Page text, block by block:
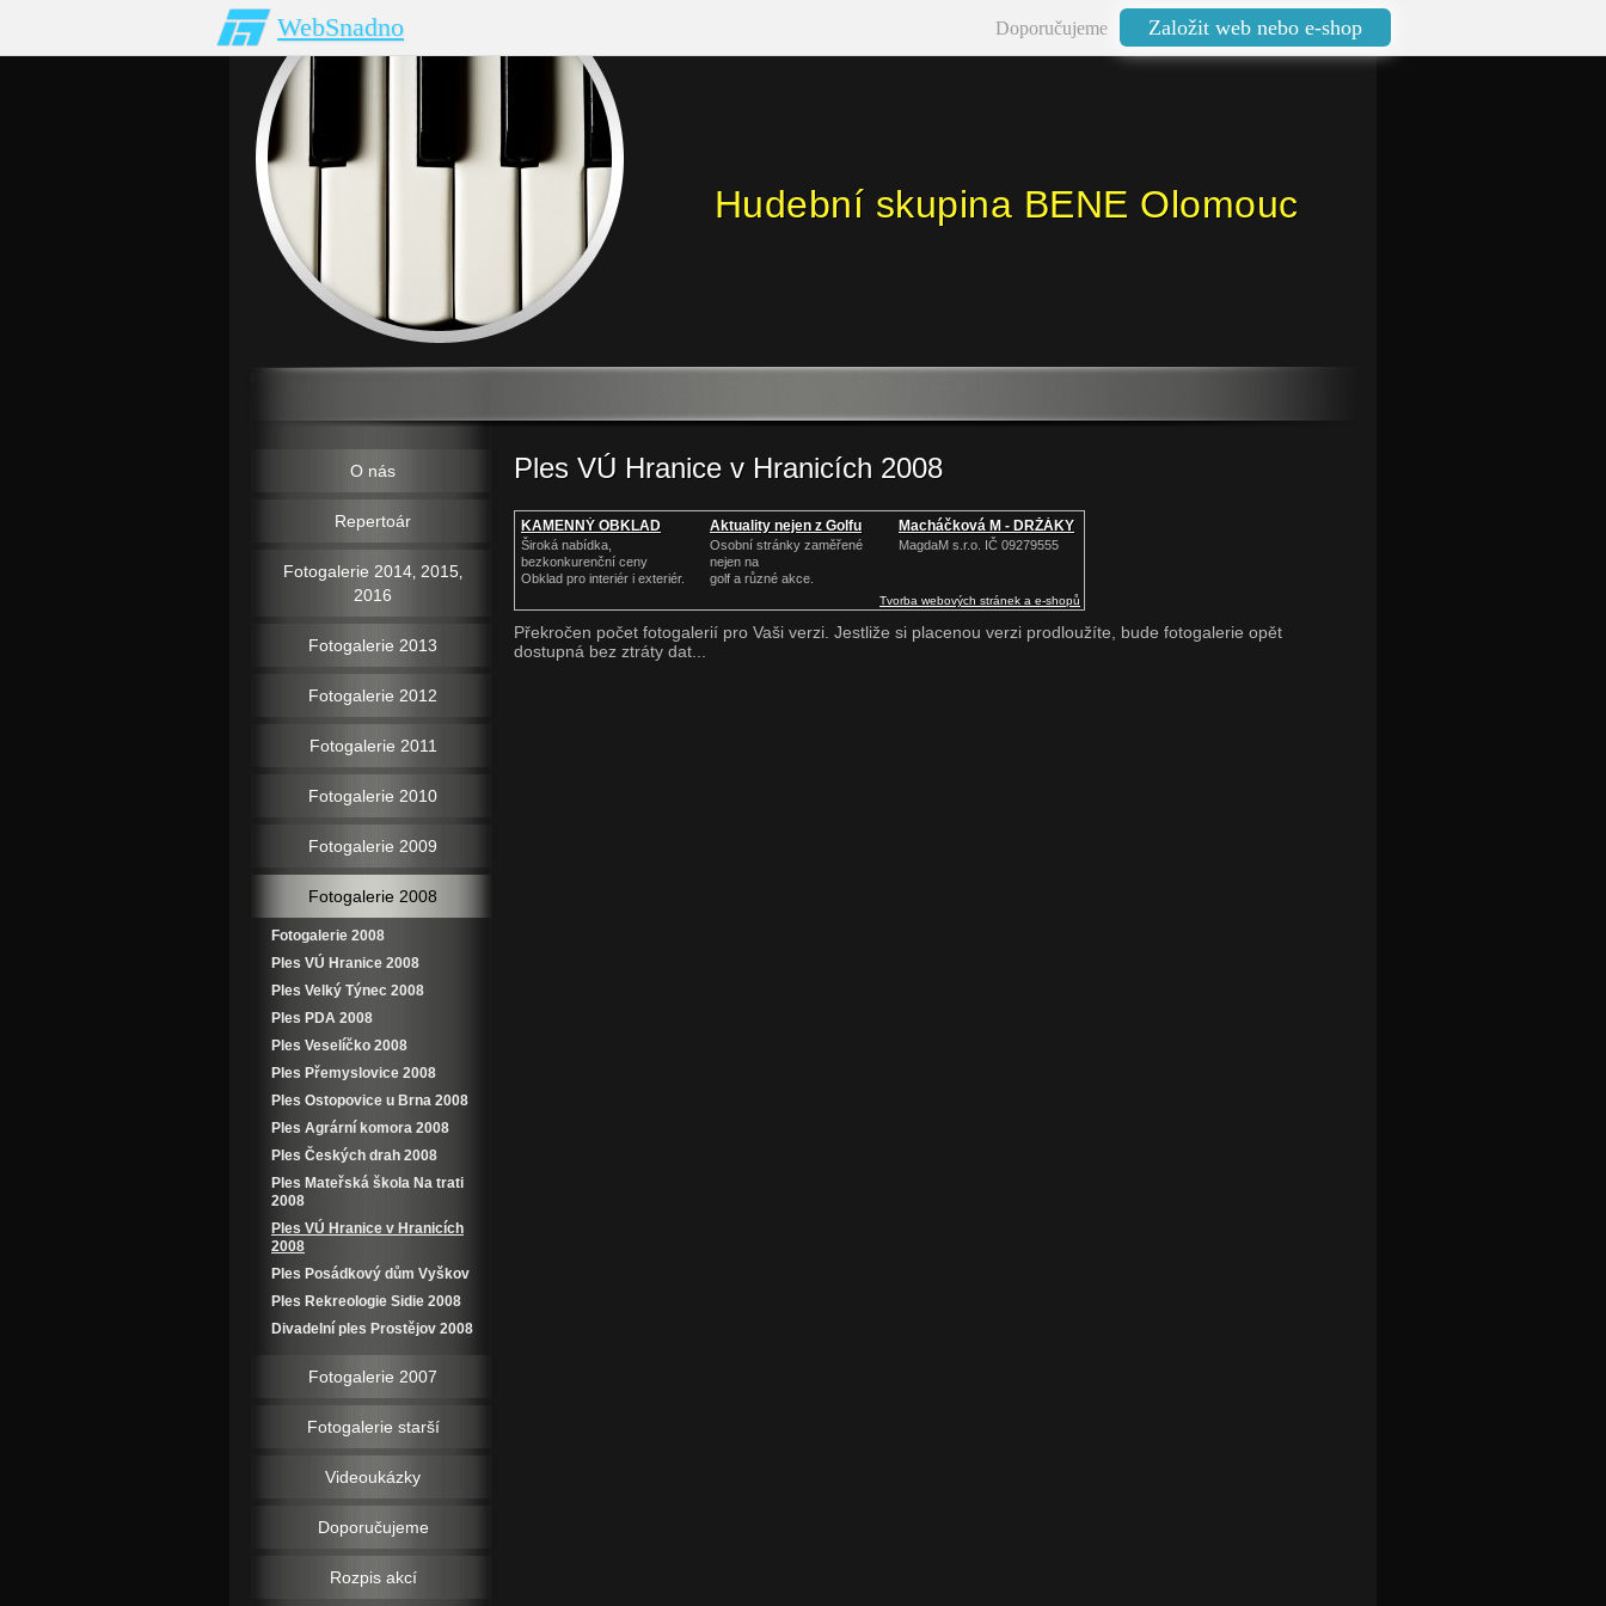
WebSnadno Doporučujeme Založit web nebo e-shop
Hudební skupina BENE Olomouc
Ples VÚ Hranice v Hranicích 2008
KAMENNÝ OBKLAD
Široká nabídka,
bezkonkurenční ceny
Obklad pro interiér i exteriér.
Aktuality nejen z Golfu
Osobní stránky zaměřené
nejen na
golf a různé akce.
Macháčková M - DRŽÁKY
MagdaM s.r.o. IČ 09279555
Tvorba webových stránek a e-shopů
Překročen počet fotogalerií pro Vaši verzi. Jestliže si placenou verzi prodloužíte, bude fotogalerie opět
dostupná bez ztráty dat...
O nás
Repertoár
Fotogalerie 2014‚ 2015‚
2016
Fotogalerie 2013
Fotogalerie 2012
Fotogalerie 2011
Fotogalerie 2010
Fotogalerie 2009
Fotogalerie 2008
Fotogalerie 2008
Ples VÚ Hranice 2008
Ples Velký Týnec 2008
Ples PDA 2008
Ples Veselíčko 2008
Ples Přemyslovice 2008
Ples Ostopovice u Brna 2008
Ples Agrární komora 2008
Ples Českých drah 2008
Ples Mateřská škola Na trati
2008
Ples VÚ Hranice v Hranicích
2008
Ples Posádkový dům Vyškov
Ples Rekreologie Sidie 2008
Divadelní ples Prostějov 2008
Fotogalerie 2007
Fotogalerie starší
Videoukázky
Doporučujeme
Rozpis akcí